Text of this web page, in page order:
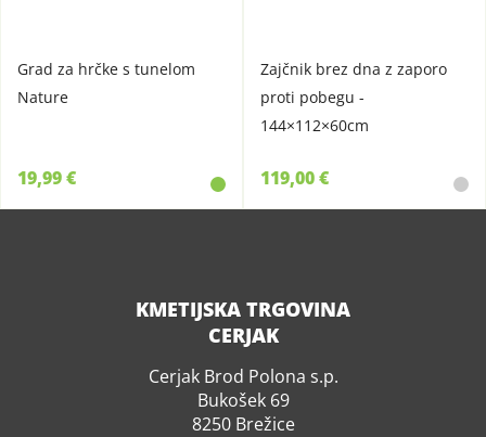
Grad za hrčke s tunelom
Nature
19,99 €
Zajčnik brez dna z zaporo
proti pobegu -
144×112×60cm
119,00 €
KMETIJSKA TRGOVINA
CERJAK
Cerjak Brod Polona s.p.
Bukošek 69
8250 Brežice